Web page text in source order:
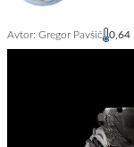
Avtor: Gregor Pavšič 0,64